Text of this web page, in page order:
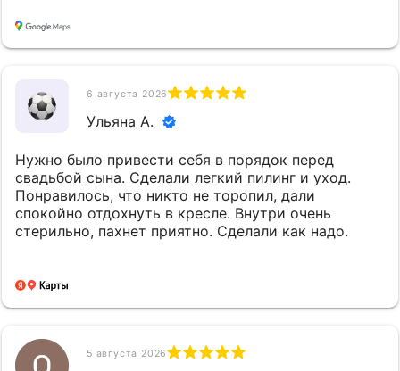
6 августа 2026
Ульяна А.
Нужно было привести себя в порядок перед
свадьбой сына. Сделали легкий пилинг и уход.
Понравилось, что никто не торопил, дали
спокойно отдохнуть в кресле. Внутри очень
стерильно, пахнет приятно. Сделали как надо.
5 августа 2026